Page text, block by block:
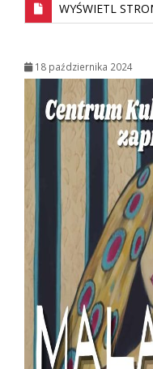
WYŚWIETL
18 października 2024